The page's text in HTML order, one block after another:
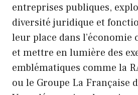
entreprises publiques,
diversité juridique et
leur place dans l’économie
et mettre en lumière des
emblématiques comme la
ou le Groupe La Française